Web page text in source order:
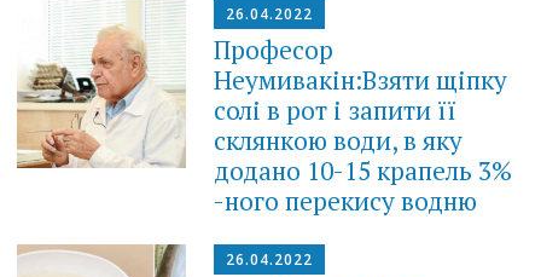
26.04.2022
Професор
Неумивакін:Взяти щіпку
солі в рот і запити її
склянкою води, в яку
додано 10-15 крапель 3%
-ного перекису водню
26.04.2022